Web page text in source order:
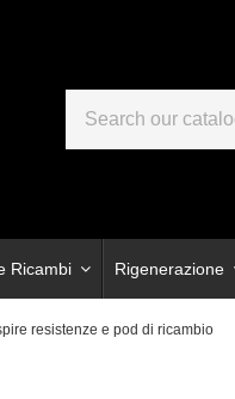
Ricambi Rigenerazione
resistenze e pod di ricambio